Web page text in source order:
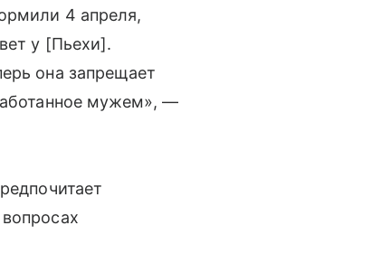
4 апреля,
у [Пьехи].
она запрещает
мужем», —